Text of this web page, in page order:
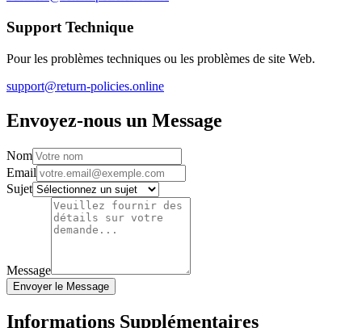
Support Technique
Pour les problèmes techniques ou les problèmes de site Web.
support@return-policies.online
Envoyez-nous un Message
Nom
Email
Sujet
Message
Envoyer le Message
Informations Supplémentaires